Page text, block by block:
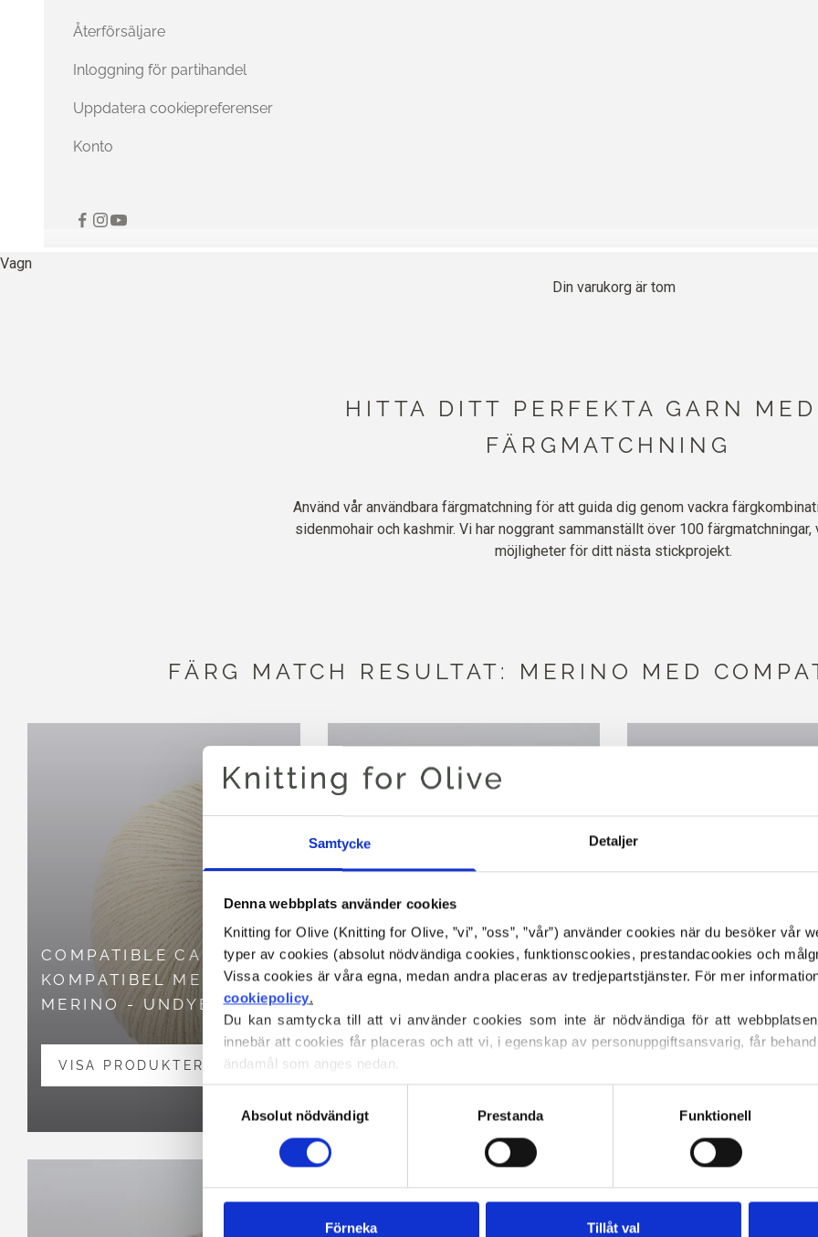
Samtycke Detaljer
Denna webbplats använder cookies
Knitting for Olive (Knitting for Olive, ”vi”, ”oss”, ”vår”) använder cookies när du besöker vår
typer av cookies (absolut nödvändiga cookies, funktionscookies, prestandacookies och
cookiepolicy.
Du kan samtycka till att vi använder cookies som inte är nödvändiga för att
innebär att cookies får placeras och att vi, i egenskap av personuppgiftsansvarig, får
ändamål som anges nedan.
Du kan när som helst ändra eller återkalla ditt samtycke via vår cookiepolicy, där du
blockerar och raderar cookies.
Absolut nödvändigt Prestanda Funktionell
Förneka Tillåt val
Återförsäljare
Inloggning för partihandel
Uppdatera cookiepreferenser
Konto
Vagn
Din varukorg är tom
HITTA DITT PERFEKTA GARN
FÄRGMATCHNING
Använd vår användbara färgmatchning för att guida dig genom vackra
sidenmohair och kashmir. Vi har noggrant sammanställt över 100
möjligheter för ditt nästa stickprojekt.
FÄRG MATCH RESULTAT: MERINO MED
COMPATIBLE CASHMERE
KOMPATIBEL MED
MERINO - UNDYED
VISA PRODUKTER
COMPATIBLE CASHMERE
KOMPATIBEL MED
VISA PRODUKTER
COMPATIBLE
KOMPATIBEL MED